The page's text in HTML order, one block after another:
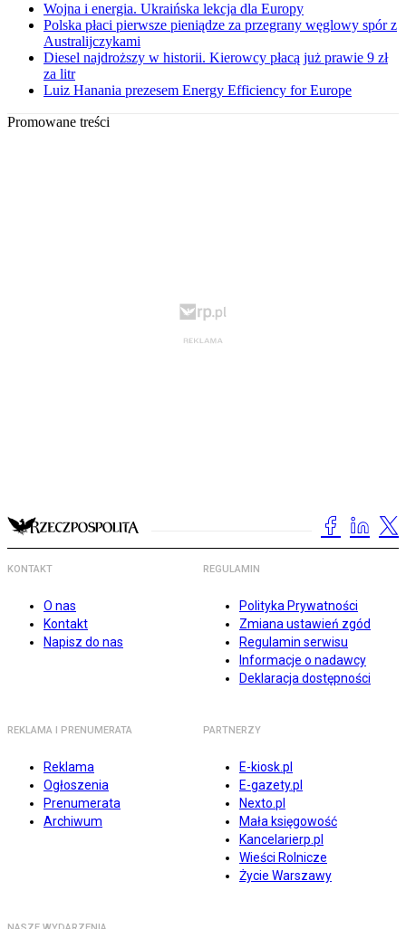
Wojna i energia. Ukraińska lekcja dla Europy
Polska płaci pierwsze pieniądze za przegrany węglowy spór z
Australijczykami
Diesel najdroższy w historii. Kierowcy płacą już prawie 9 zł
za litr
Luiz Hanania prezesem Energy Efficiency for Europe
Promowane treści
KONTAKT
O nas
Kontakt
Napisz do nas
REGULAMIN
Polityka Prywatności
Zmiana ustawień zgód
Regulamin serwisu
Informacje o nadawcy
Deklaracja dostępności
REKLAMA I PRENUMERATA
Reklama
Ogłoszenia
Prenumerata
Archiwum
PARTNERZY
E-kiosk.pl
E-gazety.pl
Nexto.pl
Mała księgowość
Kancelarierp.pl
Wieści Rolnicze
Życie Warszawy